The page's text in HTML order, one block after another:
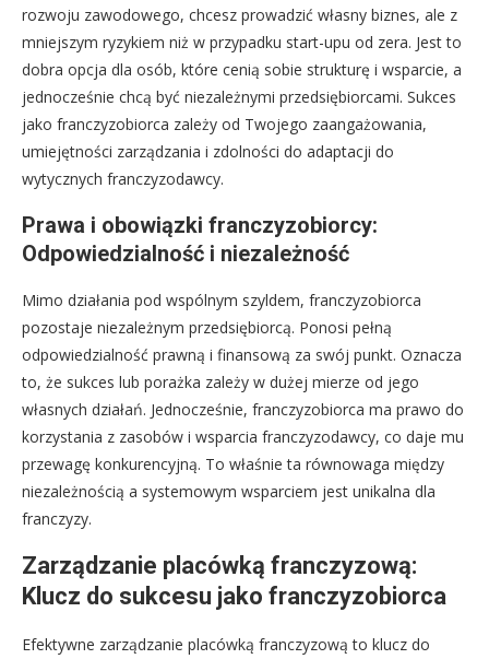
rozwoju zawodowego, chcesz prowadzić własny biznes, ale z
mniejszym ryzykiem niż w przypadku start-upu od zera. Jest to
dobra opcja dla osób, które cenią sobie strukturę i wsparcie, a
jednocześnie chcą być niezależnymi przedsiębiorcami. Sukces
jako franczyzobiorca zależy od Twojego zaangażowania,
umiejętności zarządzania i zdolności do adaptacji do
wytycznych franczyzodawcy.
Prawa i obowiązki franczyzobiorcy:
Odpowiedzialność i niezależność
Mimo działania pod wspólnym szyldem, franczyzobiorca
pozostaje niezależnym przedsiębiorcą. Ponosi pełną
odpowiedzialność prawną i finansową za swój punkt. Oznacza
to, że sukces lub porażka zależy w dużej mierze od jego
własnych działań. Jednocześnie, franczyzobiorca ma prawo do
korzystania z zasobów i wsparcia franczyzodawcy, co daje mu
przewagę konkurencyjną. To właśnie ta równowaga między
niezależnością a systemowym wsparciem jest unikalna dla
franczyzy.
Zarządzanie placówką franczyzową:
Klucz do sukcesu jako franczyzobiorca
Efektywne zarządzanie placówką franczyzową to klucz do